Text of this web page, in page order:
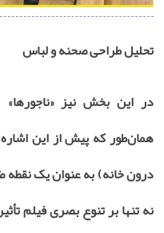
تحلیل طراحی صحنه و لباس
در این بخش نیز
همان‌طور که پیش از این
درون خانه) به عنوان یک
نه تنها بر تنوع بصری فیلم